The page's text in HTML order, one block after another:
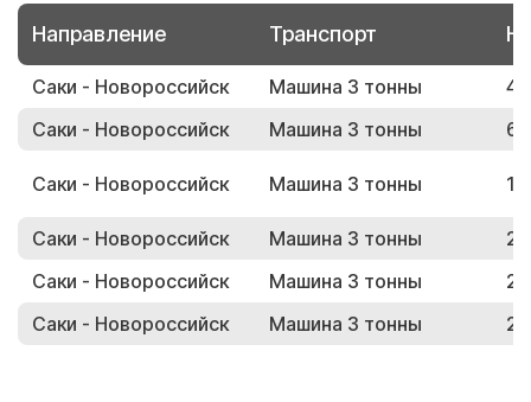
Направление Транспорт
Саки - Новороссийск Машина 3 тонны
Саки - Новороссийск
Машина 3 тонны
Саки - Новороссийск Машина 3 тонны
Саки - Новороссийск Машина 3 тонны
Саки - Новороссийск
Машина 3 тонны
Саки - Новороссийск
Машина 3 тонны